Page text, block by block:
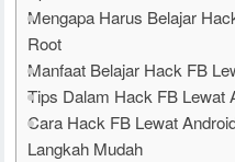
Mengapa Harus Belajar
Root
Manfaat Belajar Hack FB
Tips Dalam Hack FB Lewat
Cara Hack FB Lewat
Langkah Mudah